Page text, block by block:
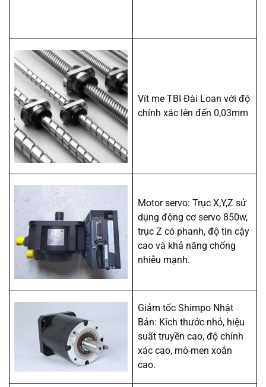
Vít me TBI Đài Loan với độ
chính xác lên đến 0,03mm
Motor servo: Trục X,Y,Z sử
dụng động cơ servo 850w,
trục Z có phanh, độ tin cậy
cao và khả năng chống
nhiễu mạnh.
Giảm tốc Shimpo Nhật
Bản: Kích thước nhỏ, hiệu
suất truyền cao, độ chính
xác cao, mô-men xoắn
cao.